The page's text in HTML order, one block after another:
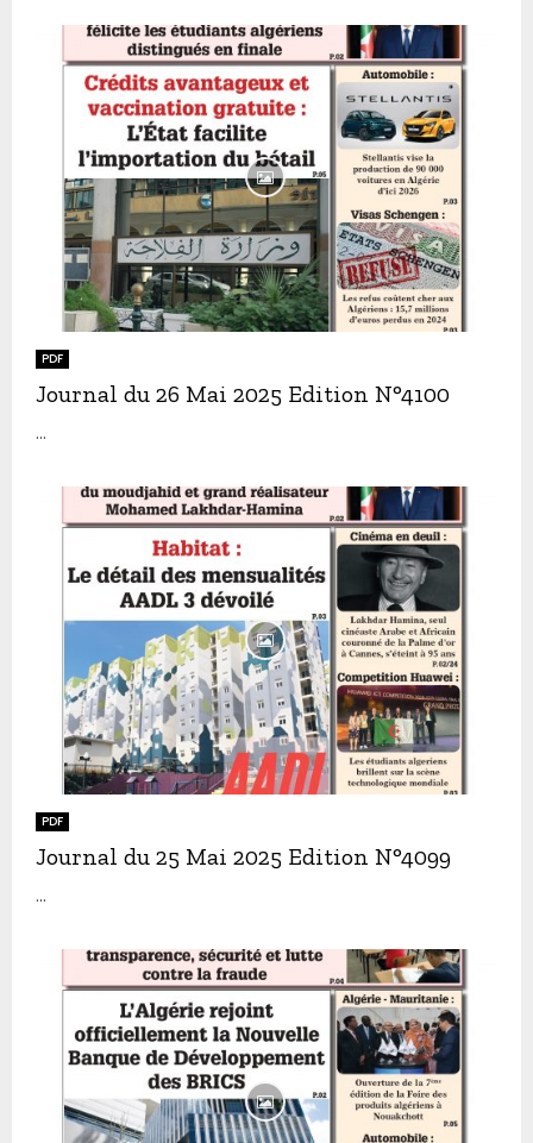
PDF
Journal du 26 Mai 2025 Edition N°4100
...
PDF
Journal du 25 Mai 2025 Edition N°4099
...